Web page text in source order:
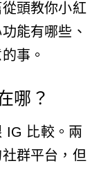
頭教你小紅
能有哪些、
事。
哪？
IG 比較。兩
群平台，但